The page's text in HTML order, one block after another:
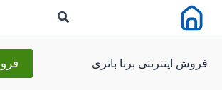
فروش اینترنتی برنا باتری